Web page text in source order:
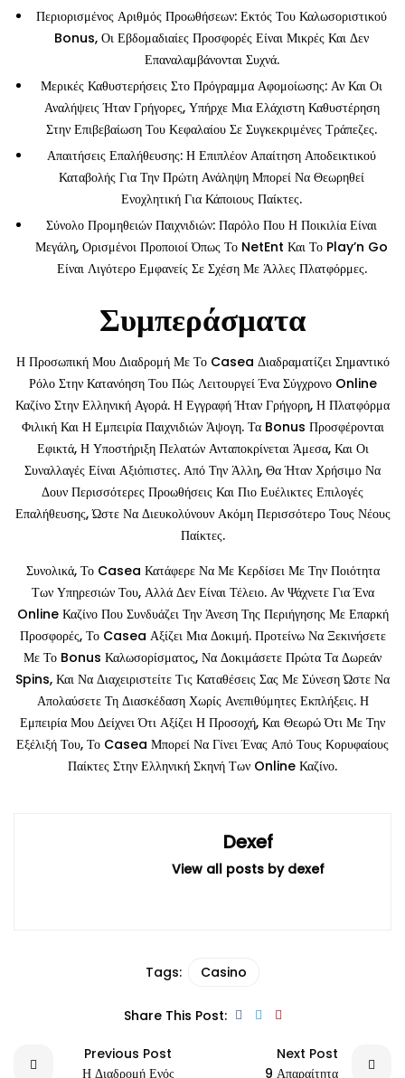
Περιορισμένος Αριθμός Προωθήσεων: Εκτός Του Καλωσοριστικού
Bonus, Οι Εβδομαδιαίες Προσφορές Είναι Μικρές Και Δεν
Επαναλαμβάνονται Συχνά.
Μερικές Καθυστερήσεις Στο Πρόγραμμα Αφομοίωσης: Αν Και Οι
Αναλήψεις Ήταν Γρήγορες, Υπήρχε Μια Ελάχιστη Καθυστέρηση
Στην Επιβεβαίωση Του Κεφαλαίου Σε Συγκεκριμένες Τράπεζες.
Απαιτήσεις Επαλήθευσης: Η Επιπλέον Απαίτηση Αποδεικτικού
Καταβολής Για Την Πρώτη Ανάληψη Μπορεί Να Θεωρηθεί
Ενοχλητική Για Κάποιους Παίκτες.
Σύνολο Προμηθειών Παιχνιδιών: Παρόλο Που Η Ποικιλία Είναι
Μεγάλη, Ορισμένοι Προποιοί Όπως Το NetEnt Και Το Play’n Go
Είναι Λιγότερο Εμφανείς Σε Σχέση Με Άλλες Πλατφόρμες.
Συμπεράσματα
Η Προσωπική Μου Διαδρομή Με Το Casea Διαδραματίζει Σημαντικό
Ρόλο Στην Κατανόηση Του Πώς Λειτουργεί Ένα Σύγχρονο Online
Καζίνο Στην Ελληνική Αγορά. Η Εγγραφή Ήταν Γρήγορη, Η Πλατφόρμα
Φιλική Και Η Εμπειρία Παιχνιδιών Άψογη. Τα Bonus Προσφέρονται
Εφικτά, Η Υποστήριξη Πελατών Ανταποκρίνεται Άμεσα, Και Οι
Συναλλαγές Είναι Αξιόπιστες. Από Την Άλλη, Θα Ήταν Χρήσιμο Να
Δουν Περισσότερες Προωθήσεις Και Πιο Ευέλικτες Επιλογές
Επαλήθευσης, Ώστε Να Διευκολύνουν Ακόμη Περισσότερο Τους Νέους
Παίκτες.
Συνολικά, Το Casea Κατάφερε Να Με Κερδίσει Με Την Ποιότητα
Των Υπηρεσιών Του, Αλλά Δεν Είναι Τέλειο. Αν Ψάχνετε Για Ένα
Online Καζίνο Που Συνδυάζει Την Άνεση Της Περιήγησης Με Επαρκή
Προσφορές, Το Casea Αξίζει Μια Δοκιμή. Προτείνω Να Ξεκινήσετε
Με Το Bonus Καλωσορίσματος, Να Δοκιμάσετε Πρώτα Τα Δωρεάν
Spins, Και Να Διαχειριστείτε Τις Καταθέσεις Σας Με Σύνεση Ώστε Να
Απολαύσετε Τη Διασκέδαση Χωρίς Ανεπιθύμητες Εκπλήξεις. Η
Εμπειρία Μου Δείχνει Ότι Αξίζει Η Προσοχή, Και Θεωρώ Ότι Με Την
Εξέλιξή Του, Το Casea Μπορεί Να Γίνει Ένας Από Τους Κορυφαίους
Παίκτες Στην Ελληνική Σκηνή Των Online Καζίνο.
Dexef
View all posts by dexef
Tags: Casino
Share This Post:
Previous Post
Η Διαδρομή Ενός
Next Post
9 Απαραίτητα